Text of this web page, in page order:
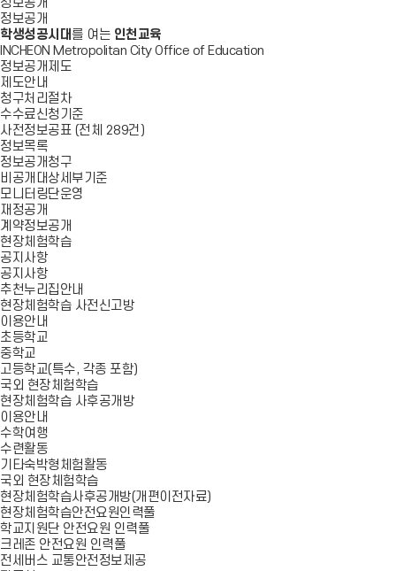
정보공개
정보공개
학생성공시대 를 여는 인천교육
INCHEON Metropolitan City Office of Education
정보공개제도
제도안내
청구처리절차
수수료신청기준
사전정보공표 (전체 289건)
정보목록
정보공개청구
비공개대상세부기준
모니터링단운영
재정공개
계약정보공개
현장체험학습
공지사항
공지사항
추천누리집안내
현장체험학습 사전신고방
이용안내
초등학교
중학교
고등학교(특수, 각종 포함)
국외 현장체험학습
현장체험학습 사후공개방
이용안내
수학여행
수련활동
기타숙박형체험활동
국외 현장체험학습
현장체험학습사후공개방(개편이전자료)
현장체험학습안전요원인력풀
학교지원단 안전요원 인력풀
크레존 안전요원 인력풀
전세버스 교통안전정보제공